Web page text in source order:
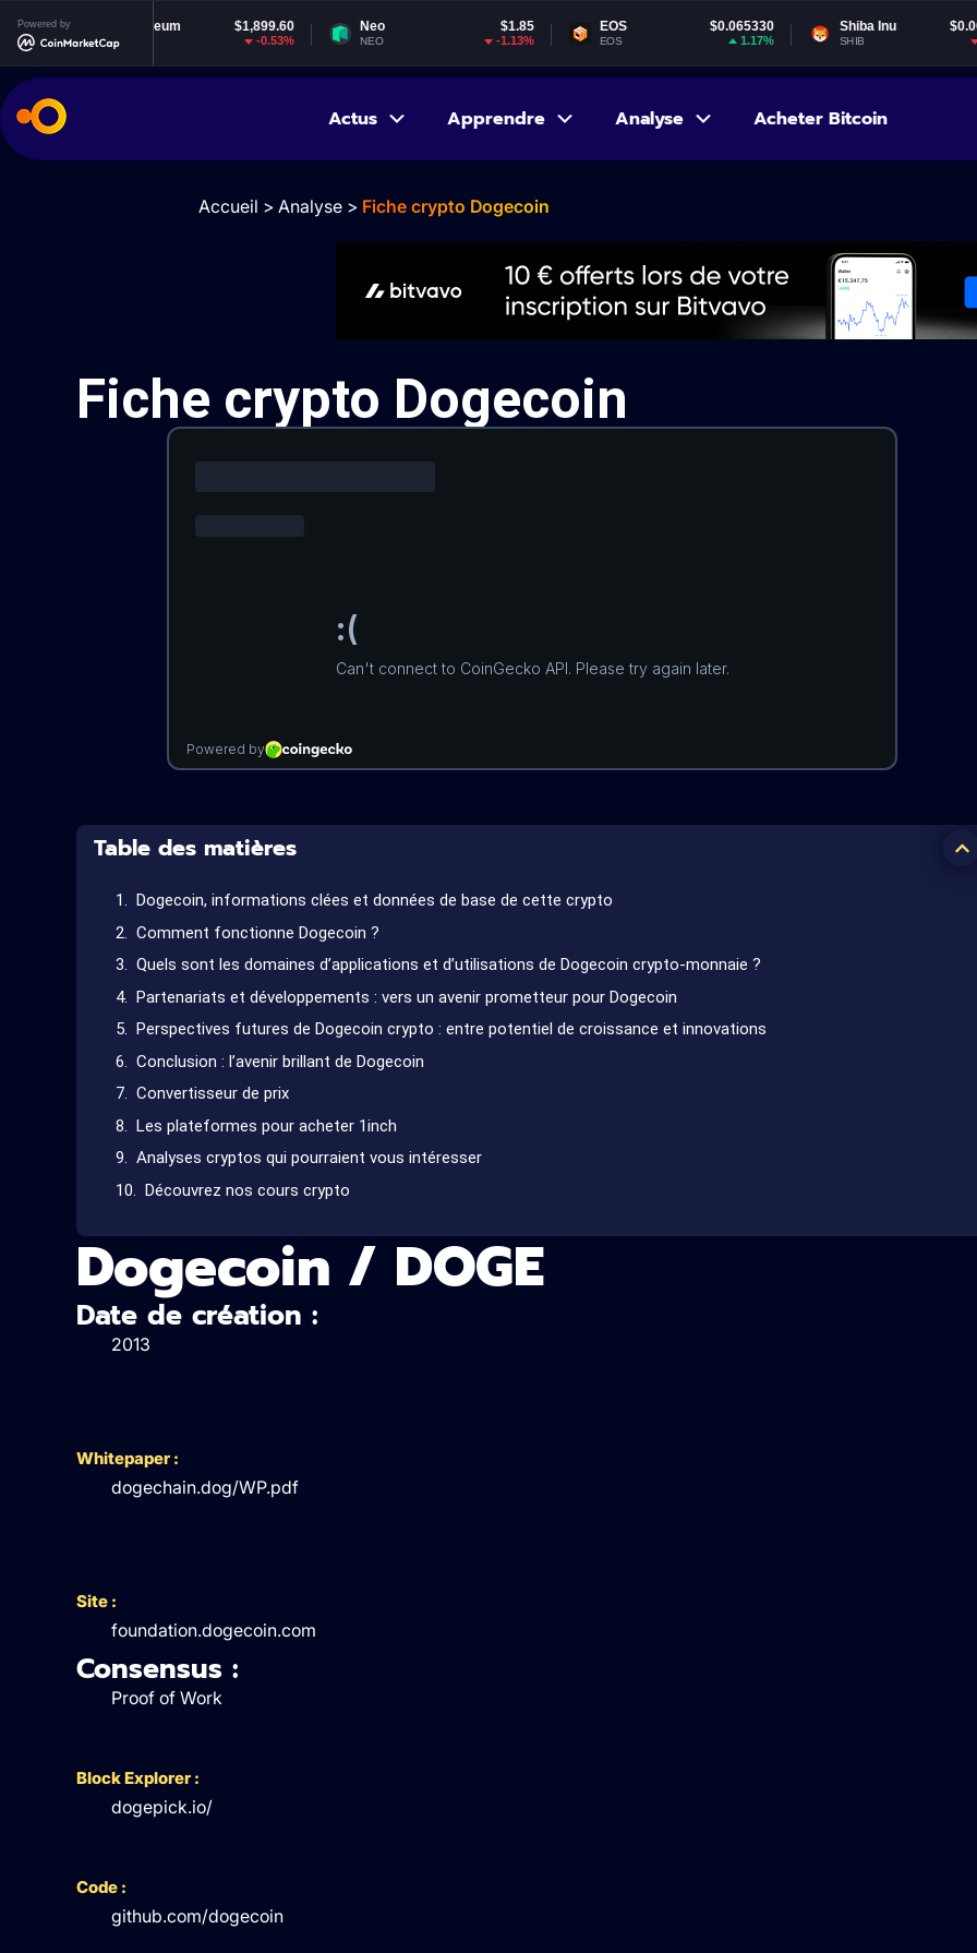
Powered by
Ethereum $1,899.60
ETH
Neo
NEO
EOS $0.065330
EOS
Shiba Inu $0.000005
SHIB
Actus Apprendre Analyse Acheter Bitcoin
Accueil > Analyse > Fiche crypto Dogecoin
Fiche crypto Dogecoin
Table des matières
Dogecoin, informations clées et données de base de cette crypto
Comment fonctionne Dogecoin ?
Quels sont les domaines d’applications et d’utilisations de Dogecoin crypto-monnaie ?
Partenariats et développements : vers un avenir prometteur pour Dogecoin
Perspectives futures de Dogecoin crypto : entre potentiel de croissance et innovations
Conclusion : l’avenir brillant de Dogecoin
Convertisseur de prix
Les plateformes pour acheter 1inch
Analyses cryptos qui pourraient vous intéresser
Découvrez nos cours crypto
Dogecoin / DOGE
Date de création :
2013
Whitepaper :
dogechain.dog/WP.pdf
Site :
foundation.dogecoin.com
Consensus :
Proof of Work
Block Explorer :
dogepick.io/
Code :
github.com/dogecoin